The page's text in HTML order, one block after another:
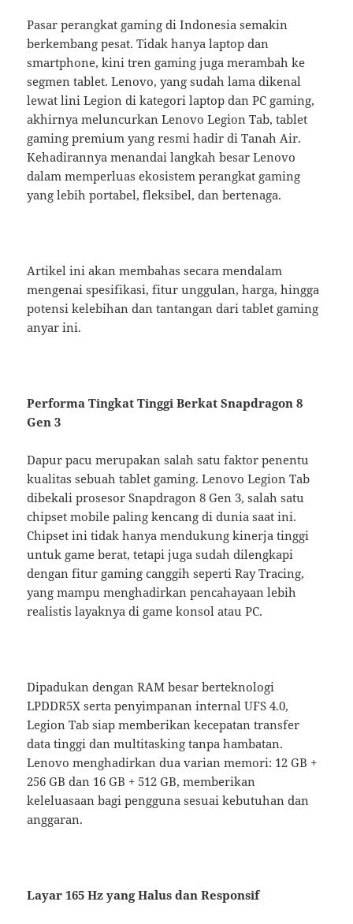
Pasar perangkat gaming di Indonesia semakin
berkembang pesat. Tidak hanya laptop dan
smartphone, kini tren gaming juga merambah ke
segmen tablet. Lenovo, yang sudah lama dikenal
lewat lini Legion di kategori laptop dan PC gaming,
akhirnya meluncurkan Lenovo Legion Tab, tablet
gaming premium yang resmi hadir di Tanah Air.
Kehadirannya menandai langkah besar Lenovo
dalam memperluas ekosistem perangkat gaming
yang lebih portabel, fleksibel, dan bertenaga.
Artikel ini akan membahas secara mendalam
mengenai spesifikasi, fitur unggulan, harga, hingga
potensi kelebihan dan tantangan dari tablet gaming
anyar ini.
Performa Tingkat Tinggi Berkat Snapdragon 8
Gen 3
Dapur pacu merupakan salah satu faktor penentu
kualitas sebuah tablet gaming. Lenovo Legion Tab
dibekali prosesor Snapdragon 8 Gen 3, salah satu
chipset mobile paling kencang di dunia saat ini.
Chipset ini tidak hanya mendukung kinerja tinggi
untuk game berat, tetapi juga sudah dilengkapi
dengan fitur gaming canggih seperti Ray Tracing,
yang mampu menghadirkan pencahayaan lebih
realistis layaknya di game konsol atau PC.
Dipadukan dengan RAM besar berteknologi
LPDDR5X serta penyimpanan internal UFS 4.0,
Legion Tab siap memberikan kecepatan transfer
data tinggi dan multitasking tanpa hambatan.
Lenovo menghadirkan dua varian memori: 12 GB +
256 GB dan 16 GB + 512 GB, memberikan
keleluasaan bagi pengguna sesuai kebutuhan dan
anggaran.
Layar 165 Hz yang Halus dan Responsif